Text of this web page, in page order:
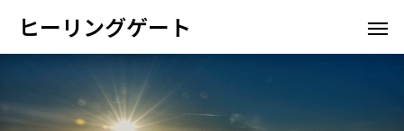
ヒーリングゲート